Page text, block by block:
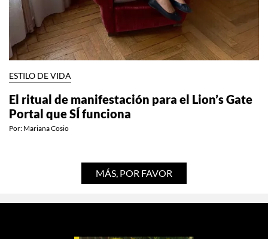
ESTILO DE VIDA
El ritual de manifestación para el Lion’s Gate
Portal que SÍ funciona
Por: Mariana Cosio
MÁS, POR FAVOR